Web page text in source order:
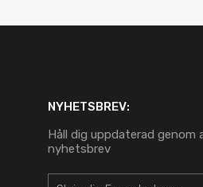
NYHETSBREV:
Håll dig uppdaterad genom
nyhetsbrev